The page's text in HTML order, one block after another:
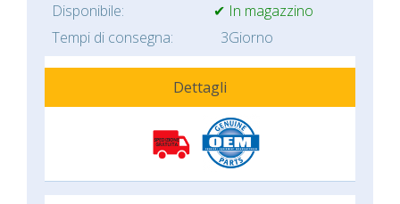
Disponibile:
✔ In magazzino
Tempi di consegna:
3Giorno
Dettagli